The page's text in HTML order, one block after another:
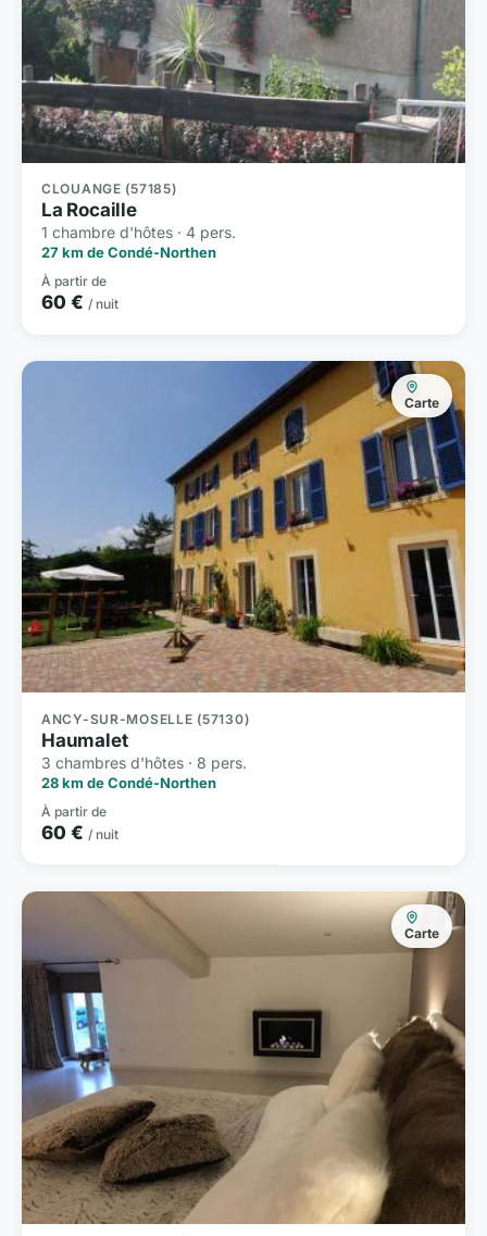
CLOUANGE (57185)
La Rocaille
1 chambre d'hôtes · 4 pers.
27 km de Condé-Northen
À partir de
60 € / nuit
Carte
ANCY-SUR-MOSELLE (57130)
Haumalet
3 chambres d'hôtes · 8 pers.
28 km de Condé-Northen
À partir de
60 € / nuit
Carte